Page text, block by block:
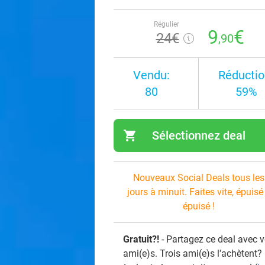
Régulier
24€ 9,90€
Vendu:
80
59%
shopping_cart Sélectionnez deal
Nouveaux Social Deals tous les
jours à minuit. Faites vite, épuisé
épuisé !
Gratuit?! - Partagez ce deal avec
ami(e)s. Trois ami(e)s l'achètent?